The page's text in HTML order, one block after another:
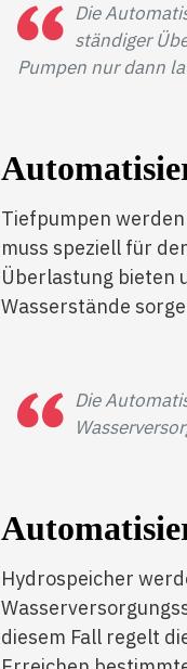
Die
ständiger
Pumpen nur dann
Tiefpumpen
muss speziell für
Überlastung bieten
Wasserstände
Die
Hydrospeicher
diesem Fall regelt